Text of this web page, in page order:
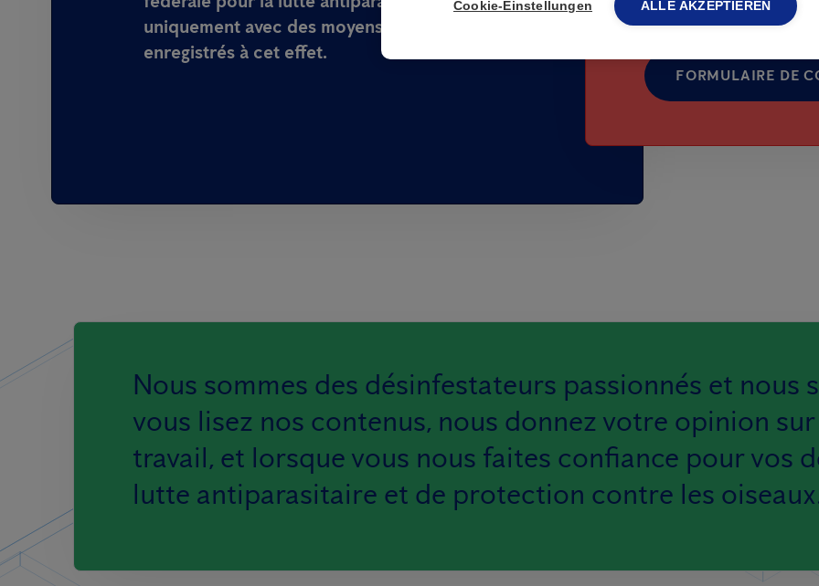
uniquement avec des moyens légaux et
enregistrés à cet effet.
norme européenne
FORMULAIRE DE
Nous sommes des désinfestateurs passionnés et nous
vous lisez nos contenus, nous donnez votre opinion
travail, et lorsque vous nous faites confiance pour vos
lutte antiparasitaire et de protection contre les
Cookie-Einstellungen ALLE AKZEPTIEREN